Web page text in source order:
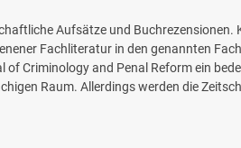
Aufsätze und Buchrezensionen.
Fachliteratur in den genannten
Criminology and Penal Reform ein
Raum. Allerdings werden die